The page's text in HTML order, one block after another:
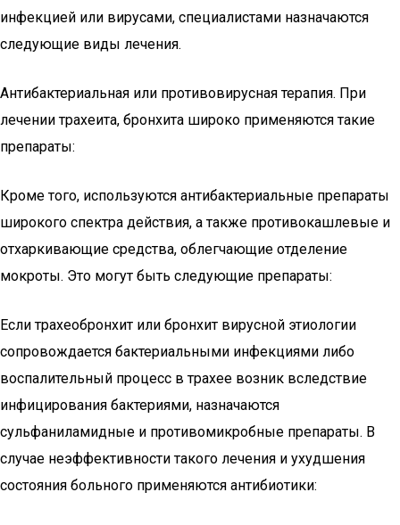
инфекцией или вирусами, специалистами назначаются
следующие виды лечения.
Антибактериальная или противовирусная терапия. При
лечении трахеита, бронхита широко применяются такие
препараты:
Кроме того, используются антибактериальные препараты
широкого спектра действия, а также противокашлевые и
отхаркивающие средства, облегчающие отделение
мокроты. Это могут быть следующие препараты:
Если трахеобронхит или бронхит вирусной этиологии
сопровождается бактериальными инфекциями либо
воспалительный процесс в трахее возник вследствие
инфицирования бактериями, назначаются
сульфаниламидные и противомикробные препараты. В
случае неэффективности такого лечения и ухудшения
состояния больного применяются антибиотики: